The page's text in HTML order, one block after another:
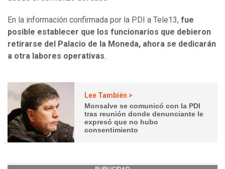
En la información confirmada por la PDI a Tele13, fue
posible establecer que los funcionarios que debieron
retirarse del Palacio de la Moneda, ahora se dedicarán
a otra labores operativas.
Lee También >
Monsalve se comunicó con la PDI
tras reunión donde denunciante le
expresó que no hubo
consentimiento